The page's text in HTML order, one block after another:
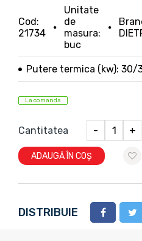
Cod:
21734
Unitate
de
masura:
buc
Putere termica (kw): 30/
La comanda
Cantitatea - +
ADAUGĂ ÎN COȘ
DISTRIBUIE